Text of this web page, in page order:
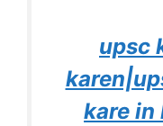
upsc
kare in